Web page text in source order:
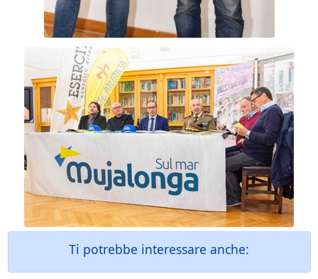
Ti potrebbe interessare anche: